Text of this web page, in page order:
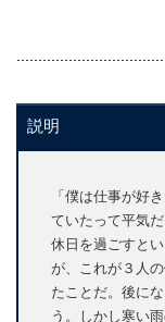
説明
「僕は仕事が好
ていたって平気
休日を過ごすと
が、これが３人
たことだ。後に
う。しかし寒い